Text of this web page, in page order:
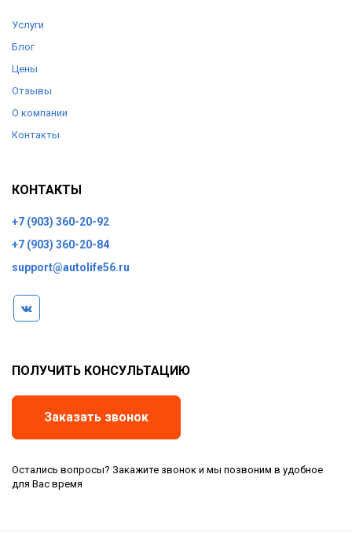
Услуги
Блог
Цены
Отзывы
О компании
Контакты
КОНТАКТЫ
+7 (903) 360-20-92
+7 (903) 360-20-84
support@autolife56.ru
ПОЛУЧИТЬ КОНСУЛЬТАЦИЮ
Заказать звонок
Остались вопросы? Закажите звонок и мы позвоним в удобное
для Вас время